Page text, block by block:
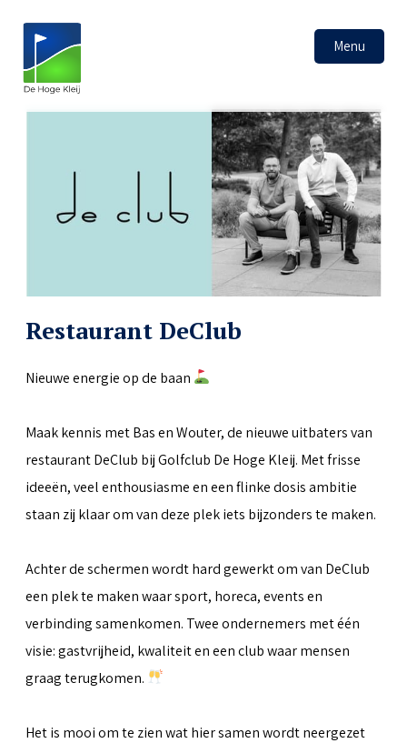
Menu
Restaurant DeClub
Nieuwe energie op de baan
Maak kennis met Bas en Wouter, de nieuwe uitbaters van
restaurant DeClub bij Golfclub De Hoge Kleij. Met frisse
ideeën, veel enthousiasme en een flinke dosis ambitie
staan zij klaar om van deze plek iets bijzonders te maken.
Achter de schermen wordt hard gewerkt om van DeClub
een plek te maken waar sport, horeca, events en
verbinding samenkomen. Twee ondernemers met één
visie: gastvrijheid, kwaliteit en een club waar mensen
graag terugkomen.
Het is mooi om te zien wat hier samen wordt neergezet